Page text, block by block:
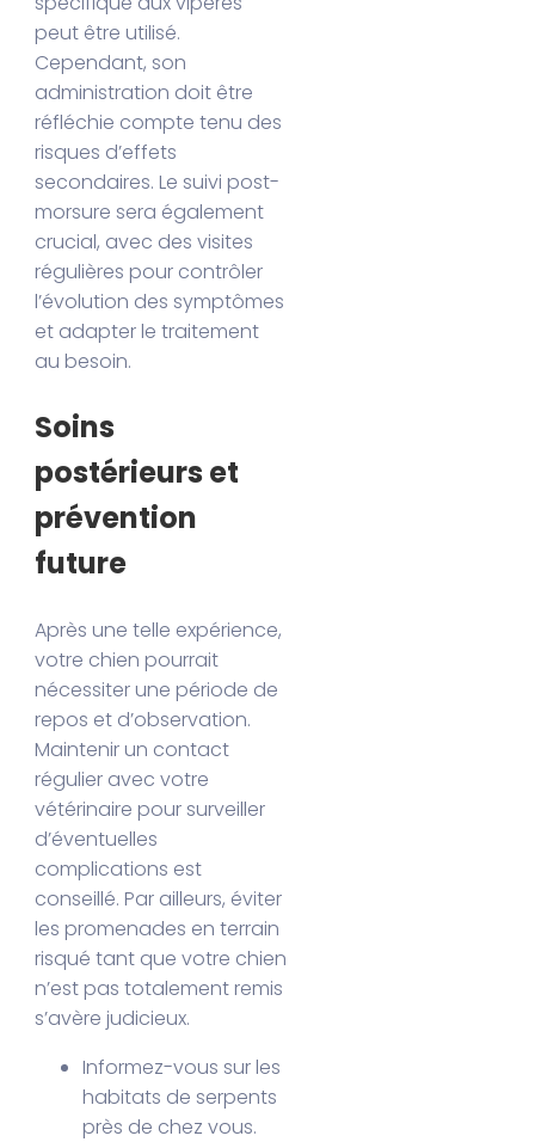
peut être utilisé.
Cependant, son
administration doit être
réfléchie compte tenu des
risques d’effets
secondaires. Le suivi post-
morsure sera également
crucial, avec des visites
régulières pour contrôler
l’évolution des symptômes
et adapter le traitement
au besoin.
Soins
postérieurs et
prévention
future
Après une telle expérience,
votre chien pourrait
nécessiter une période de
repos et d’observation.
Maintenir un contact
régulier avec votre
vétérinaire pour surveiller
d’éventuelles
complications est
conseillé. Par ailleurs, éviter
les promenades en terrain
risqué tant que votre chien
n’est pas totalement remis
s’avère judicieux.
Informez-vous sur les
habitats de serpents
près de chez vous.